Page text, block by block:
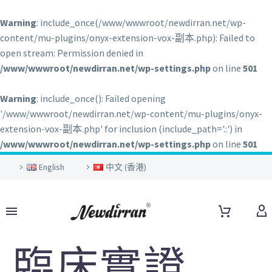
Warning: include_once(/www/wwwroot/newdirran.net/wp-
content/mu-plugins/onyx-extension-vox-副本.php): Failed to
open stream: Permission denied in
/www/wwwroot/newdirran.net/wp-settings.phpon line 501
Warning: include_once(): Failed opening
'/www/wwwroot/newdirran.net/wp-content/mu-plugins/onyx-
extension-vox-副本.php' for inclusion (include_path='.:') in
/www/wwwroot/newdirran.net/wp-settings.phpon line 501
English 中文 (香港)